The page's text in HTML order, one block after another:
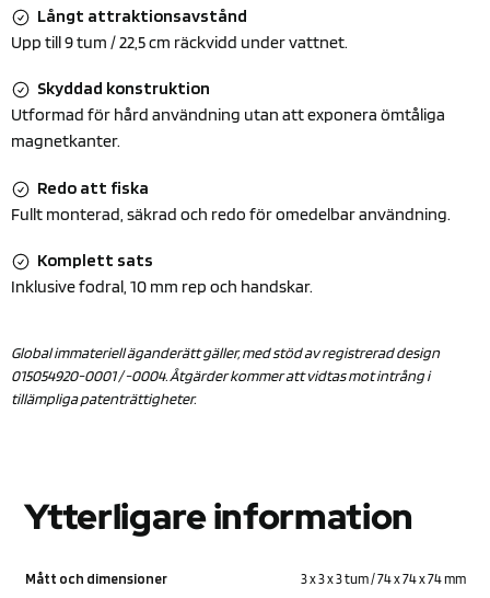
Långt attraktionsavstånd
Upp till 9 tum / 22,5 cm räckvidd under vattnet.
Skyddad konstruktion
Utformad för hård användning utan att exponera ömtåliga
magnetkanter.
Redo att fiska
Fullt monterad, säkrad och redo för omedelbar användning.
Komplett sats
Inklusive fodral, 10 mm rep och handskar.
Global immateriell äganderätt gäller, med stöd av registrerad design
015054920-0001 / -0004. Åtgärder kommer att vidtas mot intrång i
tillämpliga patenträttigheter.
Ytterligare information
Mått och dimensioner 3 x 3 x 3 tum / 74 x 74 x 74 mm